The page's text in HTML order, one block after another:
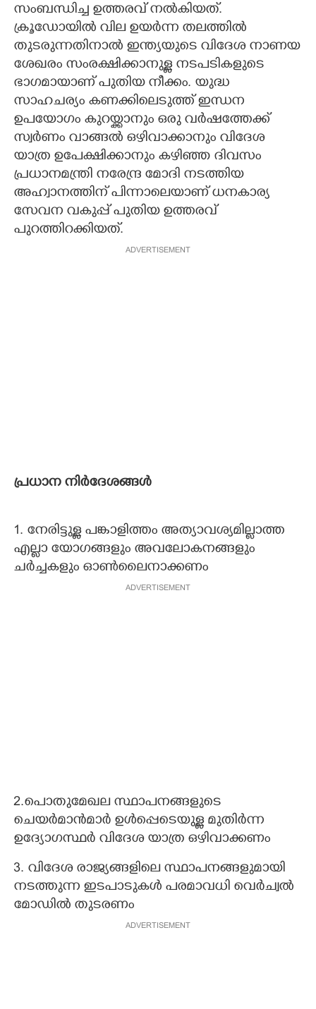
സംബന്ധിച്ച ഉത്തരവ് നല്‍കിയത്.
ക്രൂഡോയില്‍ വില ഉയര്‍ന്ന തലത്തില്‍
തുടരുന്നതിനാല്‍ ഇന്ത്യയുടെ വിദേശ നാണയ
ശേഖരം സംരക്ഷിക്കാനുള്ള നടപടികളുടെ
ഭാഗമായാണ് പുതിയ നീക്കം. യുദ്ധ
സാഹചര്യം കണക്കിലെടുത്ത് ഇന്ധന
ഉപയോഗം കുറയ്ക്കാനും ഒരു വര്‍ഷത്തേക്ക്
സ്വര്‍ണം വാങ്ങല്‍ ഒഴിവാക്കാനും വിദേശ
യാത്ര ഉപേക്ഷിക്കാനും കഴിഞ്ഞ ദിവസം
പ്രധാനമന്ത്രി നരേന്ദ്ര മോദി നടത്തിയ
അഹ്വാനത്തിന് പിന്നാലെയാണ് ധനകാര്യ
സേവന വകുപ്പ് പുതിയ ഉത്തരവ്
പുറത്തിറക്കിയത്.
ADVERTISEMENT
പ്രധാന നിര്‍ദേശങ്ങള്‍
1. നേരിട്ടുള്ള പങ്കാളിത്തം അത്യാവശ്യമില്ലാത്ത
എല്ലാ യോഗങ്ങളും അവലോകനങ്ങളും
ചര്‍ച്ചകളും ഓണ്‍ലൈനാക്കണം
ADVERTISEMENT
2.പൊതുമേഖല സ്ഥാപനങ്ങളുടെ
ചെയര്‍മാന്‍മാര്‍ ഉള്‍പ്പെടെയുള്ള മുതിര്‍ന്ന
ഉദ്യോഗസ്ഥര്‍ വിദേശ യാത്ര ഒഴിവാക്കണം
3. വിദേശ രാജ്യങ്ങളിലെ സ്ഥാപനങ്ങളുമായി
നടത്തുന്ന ഇടപാടുകള്‍ പരമാവധി വെര്‍ച്വല്‍
മോഡില്‍ തുടരണം
ADVERTISEMENT